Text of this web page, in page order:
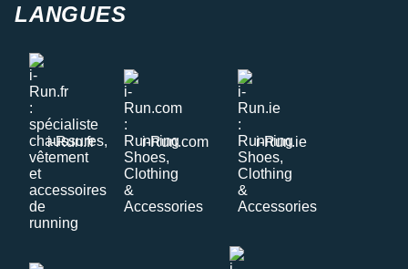
LANGUES
i-Run.fr i-Run.com i-Run.ie